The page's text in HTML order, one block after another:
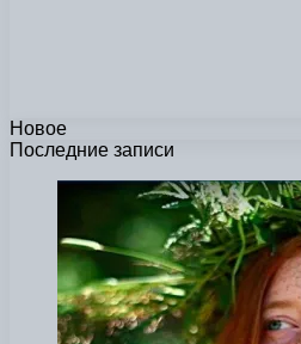
Новое
Последние записи